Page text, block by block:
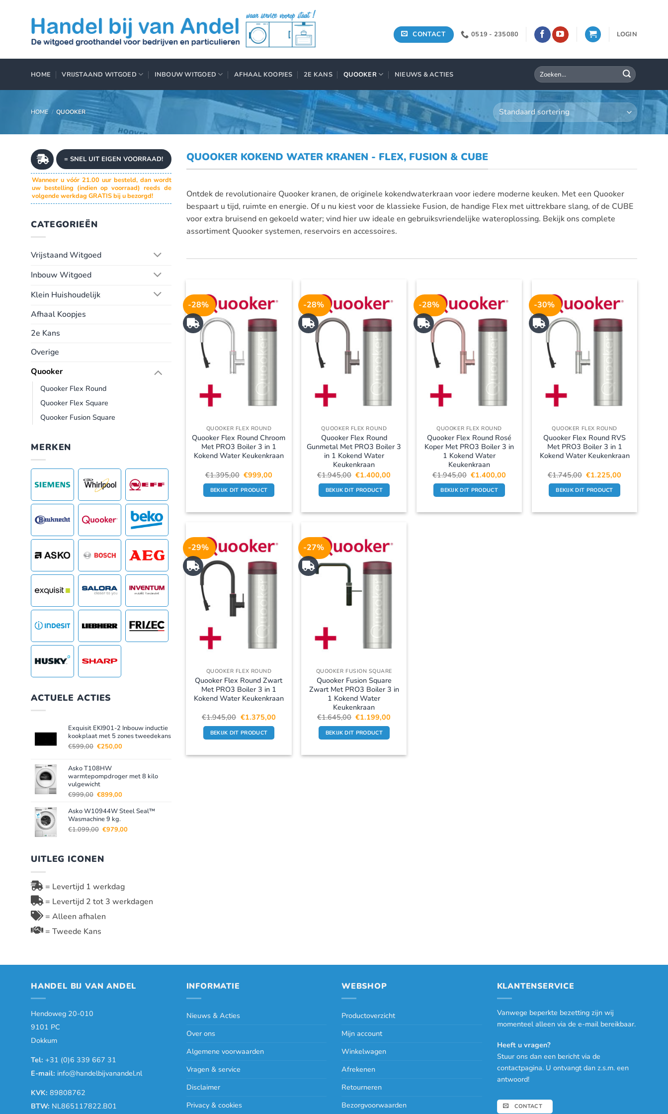
CONTACT 0519 - 235080 LOGIN
HOME VRIJSTAAND WITGOED INBOUW WITGOED AFHAAL KOOPJES 2E KANS QUOOKER NIEUWS & ACTIES
Zoeken
naar:
HOME / QUOOKER
= SNEL UIT EIGEN VOORRAAD!
Wanneer u vóór 21.00 uur besteld, dan wordt
uw bestelling (indien op voorraad) reeds de
volgende werkdag GRATIS bij u bezorgd!
CATEGORIEËN
Vrijstaand Witgoed
Inbouw Witgoed
Klein Huishoudelijk
Afhaal Koopjes
2e Kans
Overige
Quooker
Quooker Flex Round
Quooker Flex Square
Quooker Fusion Square
MERKEN
ACTUELE ACTIES
Exquisit EKI901-2 Inbouw inductie
kookplaat met 5 zones tweedekans
€599,00 Oorspronkelijke
€599,00.
€250,00Huidige
Asko T108HW
warmtepompdroger met 8 kilo
vulgewicht
€999,00 Oorspronkelijke
was:
€999,00.
€899,00Huidige
is:
Asko W10944W Steel Seal™
Wasmachine 9 kg.
€1.099,00 Oorspronkelijke
€1.099,00.
€979,00Huidige
UITLEG ICONEN
= Levertijd 1 werkdag
= Levertijd 2 tot 3 werkdagen
= Alleen afhalen
= Tweede Kans
QUOOKER KOKEND WATER KRANEN - FLEX, FUSION & CUBE
Ontdek de revolutionaire Quooker kranen, de originele kokendwaterkraan voor iedere moderne keuken. Met een Quooker
bespaart u tijd, ruimte en energie. Of u nu kiest voor de klassieke Fusion, de handige Flex met uittrekbare slang, of de CUBE
voor extra bruisend en gekoeld water; vind hier uw ideale en gebruiksvriendelijke wateroplossing. Bekijk ons complete
assortiment Quooker systemen, reservoirs en accessoires.
-28%
QUOOKER FLEX ROUND
Quooker Flex Round Chroom
Met PRO3 Boiler 3 in 1
Kokend Water Keukenkraan
€1.395,00 Oorspronkelijke
prijs
was:
€1.395,00.
€999,00
prijs
is:
€999,00.
BEKIJK DIT PRODUCT
-28%
QUOOKER FLEX ROUND
Quooker Flex Round
Gunmetal Met PRO3 Boiler 3
in 1 Kokend Water
Keukenkraan
€1.945,00 Oorspronkelijke
prijs
was:
€1.945,00.
€1.400,00
BEKIJK DIT PRODUCT
-28%
QUOOKER FLEX ROUND
Quooker Flex Round Rosé
Koper Met PRO3 Boiler 3 in
1 Kokend Water
Keukenkraan
€1.945,00 Oorspronkelijke
prijs
was:
€1.945,00.
€1.400,00
BEKIJK DIT PRODUCT
-30%
QUOOKER FLEX ROUND
Quooker Flex Round RVS
Met PRO3 Boiler 3 in 1
Kokend Water Keukenkraan
€1.745,00 Oorspronkelijke
prijs
was:
€1.745,00.
€1.225,00
BEKIJK DIT PRODUCT
-29%
QUOOKER FLEX ROUND
Quooker Flex Round Zwart
Met PRO3 Boiler 3 in 1
Kokend Water Keukenkraan
€1.945,00 Oorspronkelijke
prijs
was:
€1.945,00.
€1.375,00Huidige
BEKIJK DIT PRODUCT
-27%
QUOOKER FUSION SQUARE
Quooker Fusion Square
Zwart Met PRO3 Boiler 3 in
1 Kokend Water
Keukenkraan
€1.645,00 Oorspronkelijke
prijs
was:
€1.645,00.
€1.199,00
BEKIJK DIT PRODUCT
HANDEL BIJ VAN ANDEL
Hendoweg 20-010
9101 PC
Dokkum
Tel: +31 (0)6 339 667 31
E-mail: info@handelbijvanandel.nl
KVK: 89808762
BTW: NL865117822.B01
INFORMATIE
Nieuws & Acties
Over ons
Algemene voorwaarden
Vragen & service
Disclaimer
Privacy & cookies
WEBSHOP
Productoverzicht
Mijn account
Winkelwagen
Afrekenen
Retourneren
Bezorgvoorwaarden
KLANTENSERVICE
Vanwege beperkte bezetting zijn wij
momenteel alleen via de e-mail bereikbaar.
Heeft u vragen?
Stuur ons dan een bericht via de
contactpagina. U ontvangt dan z.s.m. een
antwoord!
CONTACT